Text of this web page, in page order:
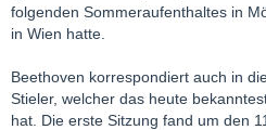
folgenden Sommeraufenthaltes in
in Wien hatte.
Beethoven korrespondiert auch in
Stieler, welcher das heute
hat. Die erste Sitzung fand um den